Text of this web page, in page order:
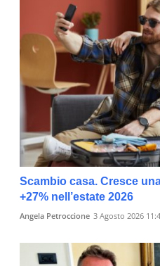
Scambio casa. Cresce
+27% nell’estate 2026
Angela Petroccione 3 Agosto 2026